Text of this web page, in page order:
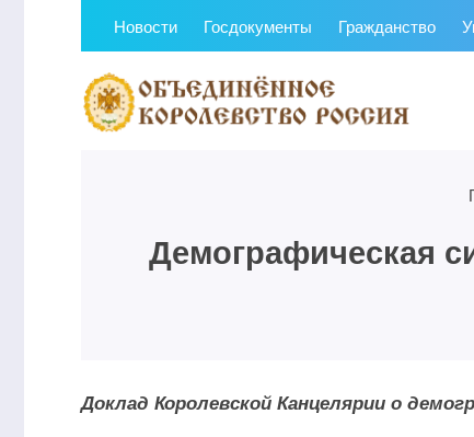
Новости Госдокументы Гражданство
Демографическая
Доклад Королевской Канцелярии о